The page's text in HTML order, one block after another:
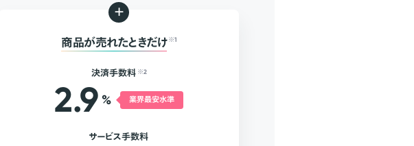
+
商品が売れたときだけ ※1
決済手数料 ※2
2.9 % 業界最安水準
サービス手数料